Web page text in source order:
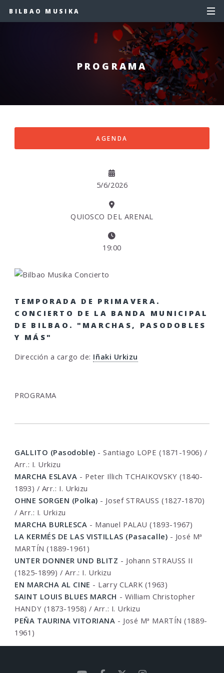
BILBAO MUSIKA
PROGRAMA
AGENDA
5/6/2026
QUIOSCO DEL ARENAL
19:00
TEMPORADA DE PRIMAVERA.
CONCIERTO DE LA BANDA MUNICIPAL
DE BILBAO. "MARCHAS, PASODOBLES
Y MÁS"
Dirección a cargo de: Iñaki Urkizu
PROGRAMA
GALLITO (Pasodoble) - Santiago LOPE (1871-1906) /
Arr.: I. Urkizu
MARCHA ESLAVA - Peter Illich TCHAIKOVSKY (1840-
1893) / Arr.: I. Urkizu
OHNE SORGEN (Polka) - Josef STRAUSS (1827-1870)
/ Arr.: I. Urkizu
MARCHA BURLESCA - Manuel PALAU (1893-1967)
LA KERMÉS DE LAS VISTILLAS (Pasacalle) - José Mª
MARTÍN (1889-1961)
UNTER DONNER UND BLITZ - Johann STRAUSS II
(1825-1899) / Arr.: I. Urkizu
EN MARCHA AL CINE - Larry CLARK (1963)
SAINT LOUIS BLUES MARCH - William Christopher
HANDY (1873-1958) / Arr.: I. Urkizu
PEÑA TAURINA VITORIANA - José Mª MARTÍN (1889-
1961)